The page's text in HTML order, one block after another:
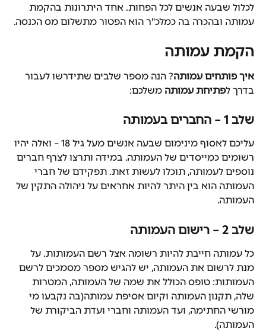
לכלול שבעה אנשים לכל הפחות. אחד היתרונות בהקמת
עמותה ובהכרה בה כמלכ"ר הוא הפטור מתשלום מס הכנסה.
הקמת עמותה
איך פותחים עמותה? הנה מספר שלבים שתידרשו לעבור
בדרך לפתיחת עמותה משלכם:
שלב 1 – החברים בעמותה
עליכם לאסוף מינימום שבעה אנשים מעל גיל 18 – ואלה יהיו
רשומים כמייסדים של העמותה. במידה ותרצו לצרף חברים
נוספים לעמותה, תוכלו לעשות זאת. תפקידם של חברי
העמותה הוא בין היתר להיות אחראים על ניהולה התקין של
העמותה.
שלב 2 – רישום העמותה
כל עמותה חייבת להיות רשומה אצל רשם העמותות. על
מנת לרשום את העמותה, יש להגיש מספר מסמכים לרשם
העמותות: טופס הכולל את שמה של העמותה, המטרות
שלה, תקנון העמותה וקיום אסיפת עמותה(בה נקבעו מי
מורשי החתימה, ועד העמותה וחברי ועדת הביקורת של
העמותה).